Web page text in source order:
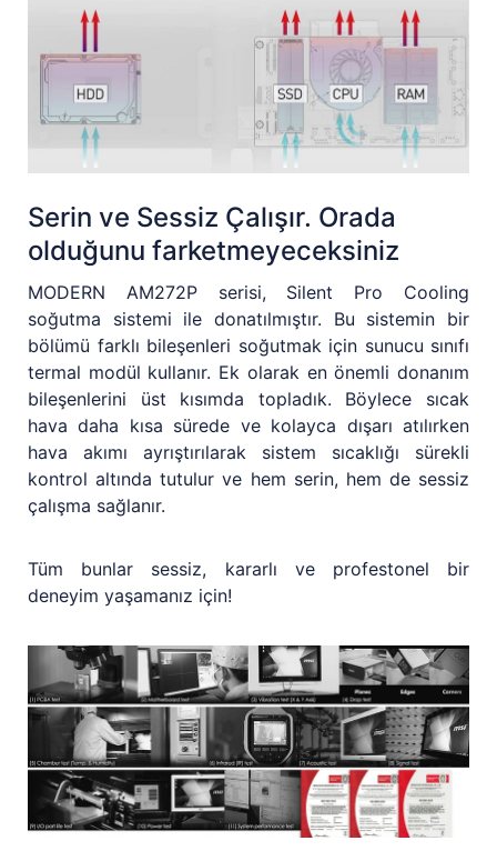
Serin ve Sessiz Çalışır. Orada
olduğunu farketmeyeceksiniz
MODERN AM272P serisi, Silent Pro Cooling
soğutma sistemi ile donatılmıştır. Bu sistemin bir
bölümü farklı bileşenleri soğutmak için sunucu sınıfı
termal modül kullanır. Ek olarak en önemli donanım
bileşenlerini üst kısımda topladık. Böylece sıcak
hava daha kısa sürede ve kolayca dışarı atılırken
hava akımı ayrıştırılarak sistem sıcaklığı sürekli
kontrol altında tutulur ve hem serin, hem de sessiz
çalışma sağlanır.
Tüm bunlar sessiz, kararlı ve profestonel bir
deneyim yaşamanız için!